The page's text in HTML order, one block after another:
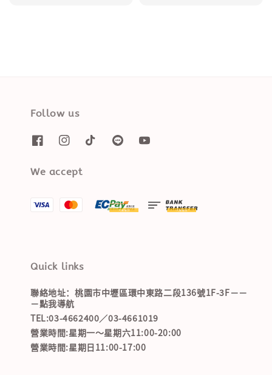
Follow us
We accept
Quick links
聯絡地址：桃園市中壢區環中東路二段136號1F-3F－－
－點我導航
TEL:03-4662400／03-4661019
營業時間:星期一～星期六11:00-20:00
營業時間:星期日11:00-17:00